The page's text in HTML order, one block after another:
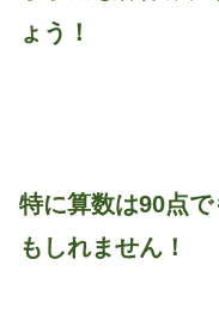
ょう！
特に算数は90点
もしれません！